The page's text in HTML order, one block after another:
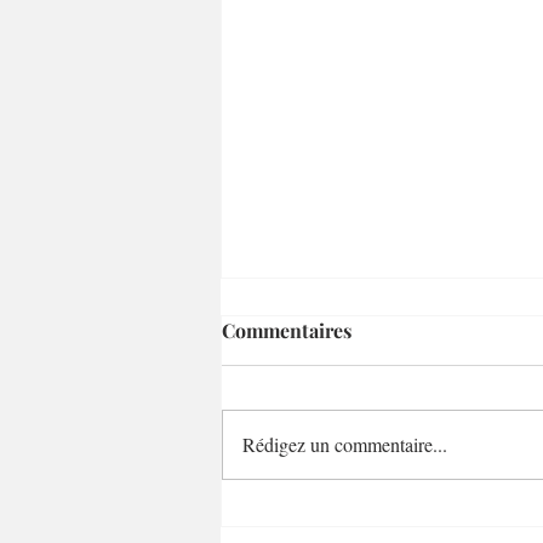
Commentaires
Rédigez un commentaire...